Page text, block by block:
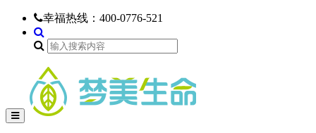
幸福热线： 400-0776-521